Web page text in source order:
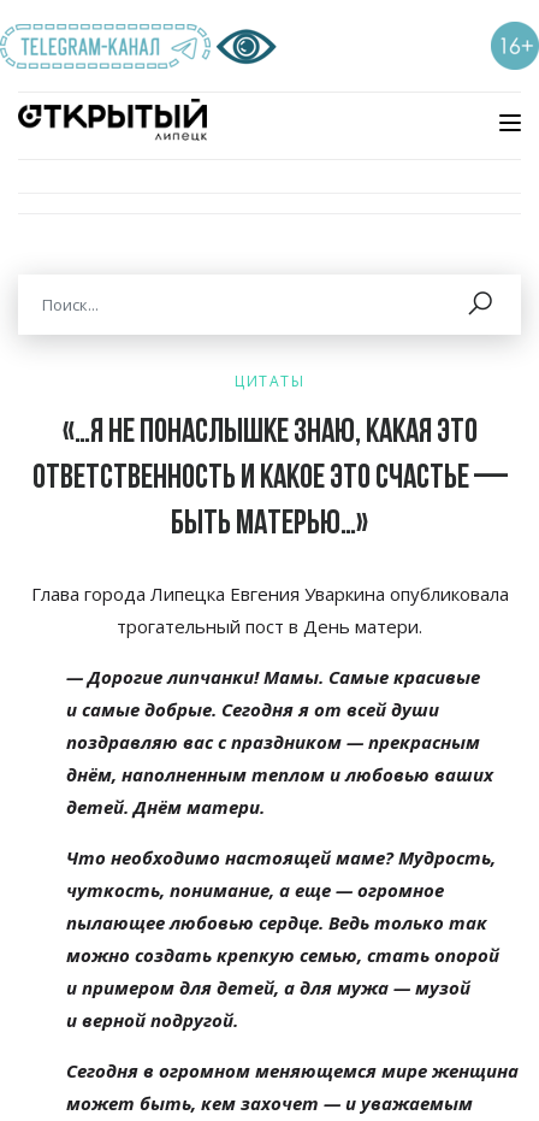
ЦИТАТЫ
«…Я не понаслышке знаю, какая это
ответственность и какое это счастье —
быть матерью…»
Глава города Липецка Евгения Уваркина опубликовала
трогательный пост в День матери.
—Дорогие липчанки! Мамы. Самые красивые
и самые добрые. Сегодня я от всей души
поздравляю вас с праздником — прекрасным
днём, наполненным теплом и любовью ваших
детей. Днём матери.
Что необходимо настоящей маме? Мудрость,
чуткость, понимание, а еще — огромное
пылающее любовью сердце. Ведь только так
можно создать крепкую семью, стать опорой
и примером для детей, а для мужа — музой
и верной подругой.
Сегодня в огромном меняющемся мире женщина
может быть, кем захочет — и уважаемым